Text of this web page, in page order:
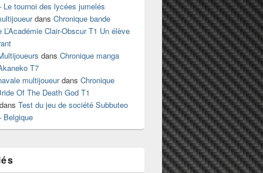
Le tournoi des lycées jumelés
dans Chronique bande
L’Académie Clair-Obscur T1 Un élève
dans Chronique manga
T7
multijoueurdans Chronique
Of The Death God T1
dans Test du jeu de société Subbuteo
Belgique